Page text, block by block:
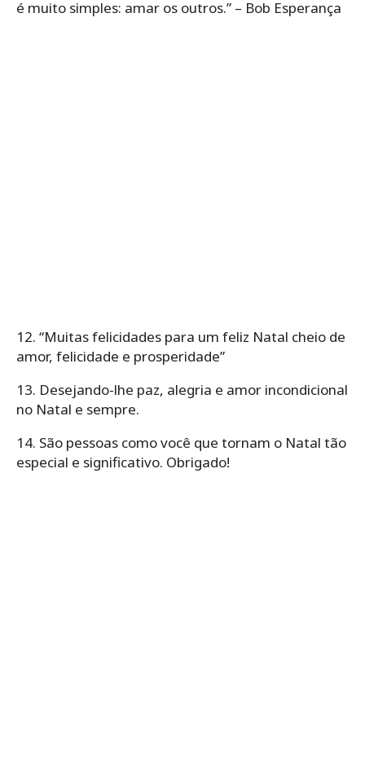
é muito simples: amar os outros.” – Bob Esperança
12. “Muitas felicidades para um feliz Natal cheio de
amor, felicidade e prosperidade”
13. Desejando-lhe paz, alegria e amor incondicional
no Natal e sempre.
14. São pessoas como você que tornam o Natal tão
especial e significativo. Obrigado!